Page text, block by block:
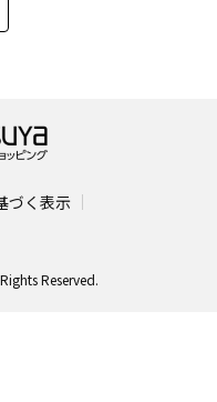
づく表示
Reserved.